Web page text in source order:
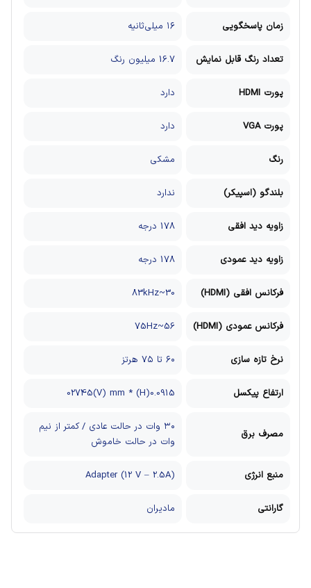
زمان پاسخگویی ۱۶ میلی‌ثانیه
تعداد رنگ قابل نمایش 16.7 میلیون رنگ
پورت HDMI دارد
پورت VGA دارد
رنگ مشکی
بلندگو (اسپیکر) ندارد
زاویه دید افقی 178 درجه
زاویه دید عمودی 178 درجه
فرکانس افقی (HDMI) 30~83kHz
فرکانس عمودی (HDMI) 56~75Hz
نرخ تازه سازی ۶۰ تا ۷۵ هرتز
ارتفاع پیکسل 0.0915(H) * 02745(V) mm
مصرف برق
۳۰ وات در حالت عادی / کمتر از نیم
وات در حالت خاموش
منبع انرژی Adapter (12 V – 2.5A)
گارانتی مادیران